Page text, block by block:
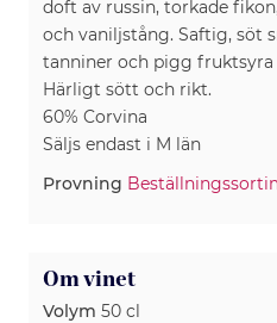
doft av russin, torkade
och vaniljstång. Saftig, söt
tanniner och pigg fruktsyra
Härligt sött och rikt.
60% Corvina
Säljs endast i M län
Provning
Om vinet
Volym 50 cl